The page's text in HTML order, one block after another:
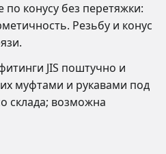
по конусу без перетяжки:
Резьбу и конус
JIS поштучно и
муфтами и рукавами под
склада; возможна